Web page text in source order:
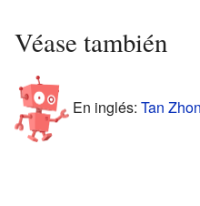
Véase también
En inglés: Tan